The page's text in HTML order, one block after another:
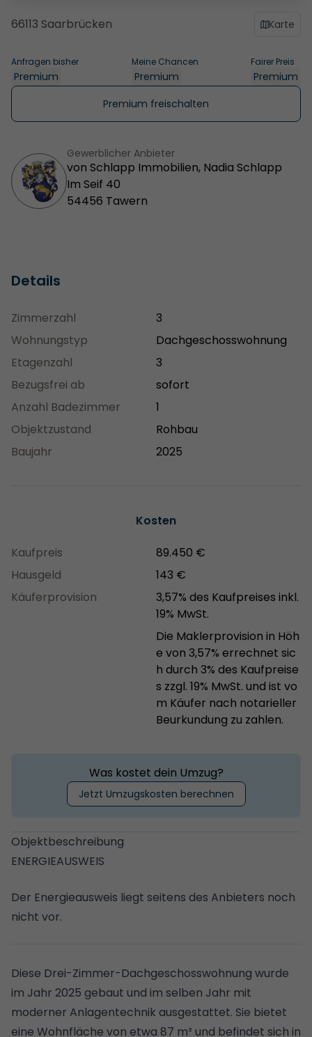
Anfragen bisher
Premium
Meine Chancen
Premium
Fairer Preis
Premium
Premium freischalten
66113 Saarbrücken Karte
Gewerblicher Anbieter
von Schlapp Immobilien, Nadia Schlapp
Im Seif 40
54456 Tawern
Details
Zimmerzahl
3
Wohnungstyp
Dachgeschosswohnung
Etagenzahl
3
Bezugsfrei ab
sofort
Anzahl Badezimmer
1
Objektzustand
Rohbau
Baujahr
2025
Kosten
Kaufpreis
89.450 €
Hausgeld
143 €
Käuferprovision
3,57% des Kaufpreises inkl.
19% MwSt.
Die Maklerprovision in Höh
e von 3,57% errechnet sic
h durch 3% des Kaufpreise
s zzgl. 19% MwSt. und ist vo
m Käufer nach notarieller
Beurkundung zu zahlen.
Was kostet dein Umzug?
Jetzt Umzugskosten berechnen
Objektbeschreibung
ENERGIEAUSWEIS
Der Energieausweis liegt seitens des Anbieters noch
nicht vor.
Diese Drei-Zimmer-Dachgeschosswohnung wurde
im Jahr 2025 gebaut und im selben Jahr mit
moderner Anlagentechnik ausgestattet. Sie bietet
eine Wohnfläche von etwa 87 m² und befindet sich in